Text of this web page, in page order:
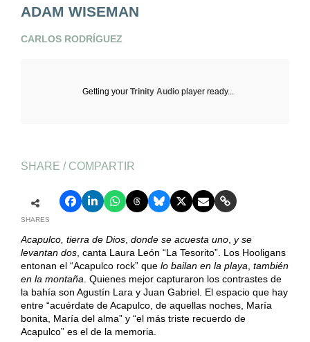
ADAM WISEMAN
CARLOS RODRÍGUEZ
Getting yourTrinity Audio player ready...
SHARE / COMPARTIR
SHARES
Acapulco, tierra de Dios, donde se acuesta uno, y se
levantan dos, canta Laura León “La Tesorito”. Los Hooligans
entonan el “Acapulco rock” que lo bailan en la playa también
en la montaña . Quienes mejor capturaron los contrastes de
la bahía son Agustín Lara y Juan Gabriel. El espacio que hay
entre “acuérdate de Acapulco, de aquellas noches, María
bonita, María del alma” y “el más triste recuerdo de
Acapulco” es el de la memoria.